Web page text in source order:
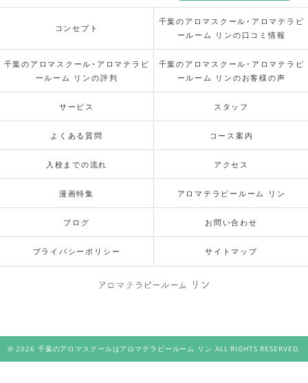
コンセプト
千葉のアロマスクール･アロマテラピ
ールーム リンの口コミ情報
千葉のアロマスクール･アロマテラピ
ールーム リンの評判
千葉のアロマスクール･アロマテラピ
ールーム リンのお客様の声
サービス スタッフ
よくある質問 コース案内
入校までの流れ アクセス
漫画特集 アロマテラピールーム リン
ブログ お問い合わせ
プライバシーポリシー サイトマップ
© 2026 千葉のアロマスクールはアロマテラピールーム リン ALL RIGHTS RESERVED.